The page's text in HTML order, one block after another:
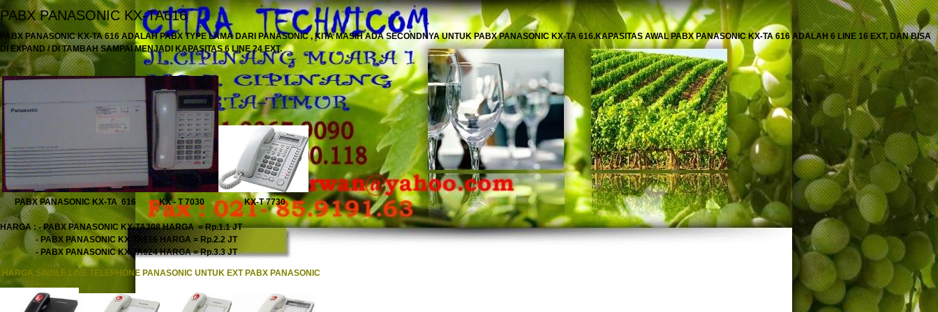
PABX PANASONIC KX-TA616
PABX PANASONIC KX-TA 616 ADALAH PABX TYPE LAMA DARI PANASONIC , KITA MASIH ADA SECONDNYA UNTUK PABX PANASONIC KX-TA 616.KAPASITAS AWAL PABX PANASONIC KX-TA 616 ADALAH 6 LINE 16 EXT, DAN BISA
DI EXPAND / DI TAMBAH SAMPAI MENJADI KAPASITAS 6 LINE 24 EXT.
PABX PANASONIC KX-TA 616 KX - T 7030 KX-T 7730
HARGA : - PABX PANASONIC KX-TA308 HARGA = Rp.1.1 JT
- PABX PANASONIC KX-TA616 HARGA = Rp.2.2 JT
- PABX PANASONIC KX-TA624 HARGA = Rp.3.3 JT
HARGA SINGLE LINE TELEPHONE PANASONIC UNTUK EXT PABX PANASONIC